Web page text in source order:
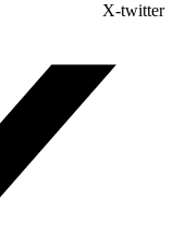
X-twitter